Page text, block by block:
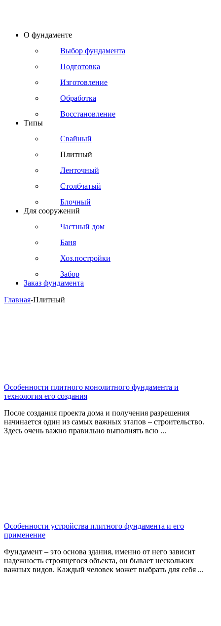
О фундаменте
Выбор фундамента
Подготовка
Изготовление
Обработка
Восстановление
Типы
Свайный
Плитный
Ленточный
Столбчатый
Блочный
Для сооружений
Частный дом
Баня
Хоз.постройки
Забор
Заказ фундамента
Главная-Плитный
Особенности плитного монолитного фундамента и
технология его создания
После создания проекта дома и получения разрешения
начинается один из самых важных этапов – строительство.
Здесь очень важно правильно выполнять всю ...
Особенности устройства плитного фундамента и его
применение
Фундамент – это основа здания, именно от него зависит
надежность строящегося объекта, он бывает нескольких
важных видов. Каждый человек может выбрать для себя ...